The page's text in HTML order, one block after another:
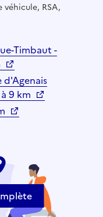
RSA,
Timbaut -
d'Agenais
9 km